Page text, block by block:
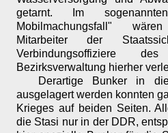
getarnt. Im
Mobilmachungsfall"
Mitarbeiter der
Verbindungsoffiziere
Bezirksverwaltung hierher
Derartige Bunker in
ausgelagert werden konnten
Krieges auf beiden Seiten.
die Stasi nur in der DDR,